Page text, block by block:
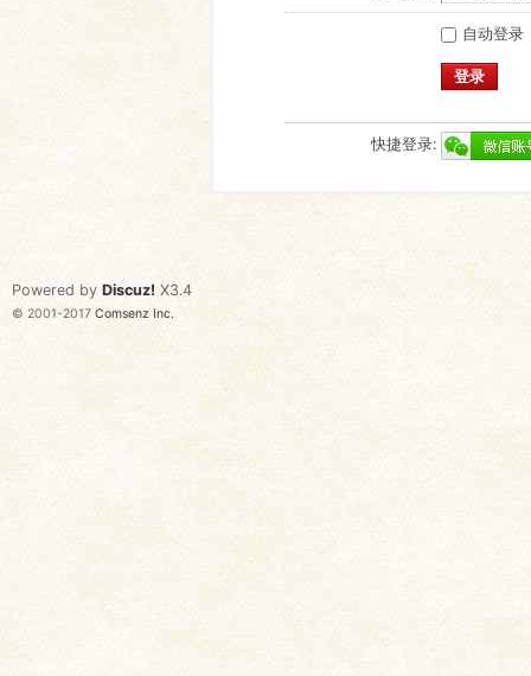
自动登录
登录
快捷登录:
Powered by Discuz! X3.4
© 2001-2017 Comsenz Inc.